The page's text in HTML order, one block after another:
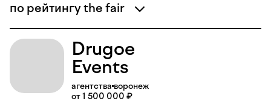
по рейтингу the fair
Drugoe
Events
агентства воронеж
от 1 500 000 ₽